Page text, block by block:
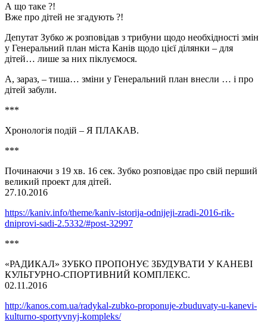
А що таке ?!
Вже про дітей не згадують ?!
Депутат Зубко ж розповідав з трибуни щодо необхідності змін
у Генеральний план міста Канів щодо цієї ділянки – для
дітей… лише за них піклуємося.
А, зараз, – тиша… зміни у Генеральний план внесли … і про
дітей забули.
***
Хронологія подій – Я ПЛАКАВ.
***
Починаючи з 19 хв. 16 сек. Зубко розповідає про свій перший
великий проект для дітей.
27.10.2016
https://kaniv.info/theme/kaniv-istorija-odnijeji-zradi-2016-rik-
dniprovi-sadi-2.5332/#post-32997
***
«РАДИКАЛ» ЗУБКО ПРОПОНУЄ ЗБУДУВАТИ У КАНЕВІ
КУЛЬТУРНО-СПОРТИВНИЙ КОМПЛЕКС.
02.11.2016
http://kanos.com.ua/radykal-zubko-proponuje-zbuduvaty-u-kanevi-
kulturno-sportyvnyj-kompleks/